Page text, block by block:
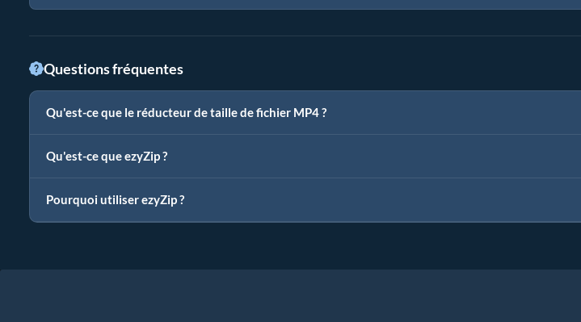
Questions fréquentes
Qu'est-ce que le réducteur de taille de fichier MP4 ?
Qu'est-ce que ezyZip ?
Pourquoi utiliser ezyZip ?